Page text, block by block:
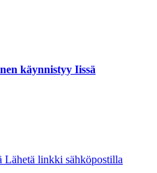
käynnistyy Iissä
Lähetä linkki sähköpostilla